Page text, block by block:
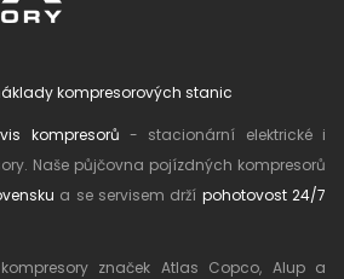
kompresorových stanic
kompresorů - stacionární elektrické i
Naše půjčovna pojízdných kompresorů
a se servisem drží pohotovost 24/7
značek Atlas Copco, Alup a